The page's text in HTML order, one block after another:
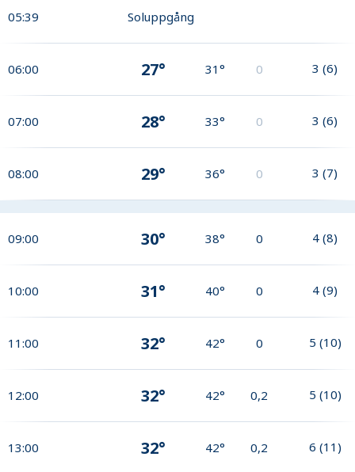
05:39 Soluppgång
06:00 27° 31° 0 3 (6)
07:00 28° 33° 0 3 (6)
08:00 29° 36° 0 3 (7)
09:00 30° 38° 0 4 (8)
10:00 31° 40° 0 4 (9)
11:00 32° 42° 0 5 (10)
12:00 32° 42° 0,2 5 (10)
13:00 32° 42° 0,2 6 (11)